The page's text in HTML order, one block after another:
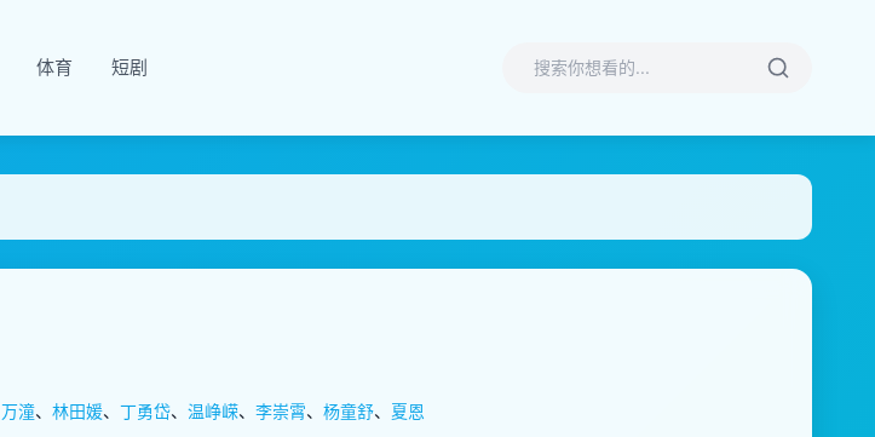
体育 短剧
万潼、 林田媛、 丁勇岱、 温峥嵘、 李崇霄、 杨童舒、 夏恩